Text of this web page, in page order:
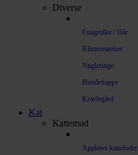
Diverse
Fnugruller / Hår
Klistermærker
Nøgleringe
Hundetrappe
Kravlegård
Kat
Kattemad
Applaws kattefoder